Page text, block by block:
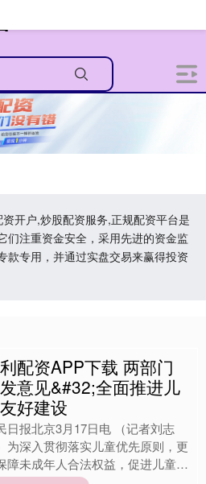
开户,炒股配资服务,正规配资平台是
们注重资金安全，采用先进的资金监
款专用，并通过实盘交易来赢得投资
配资APP下载 两部门
意见&#32;全面推进儿
好建设
日报北京3月17日电 （记者刘志
为深入贯彻落实儿童优先原则，更
障未成年人合法权益，促进儿童健